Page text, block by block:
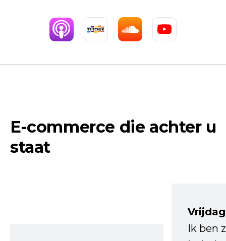
E-commerce die achter u
staat
Ik ben